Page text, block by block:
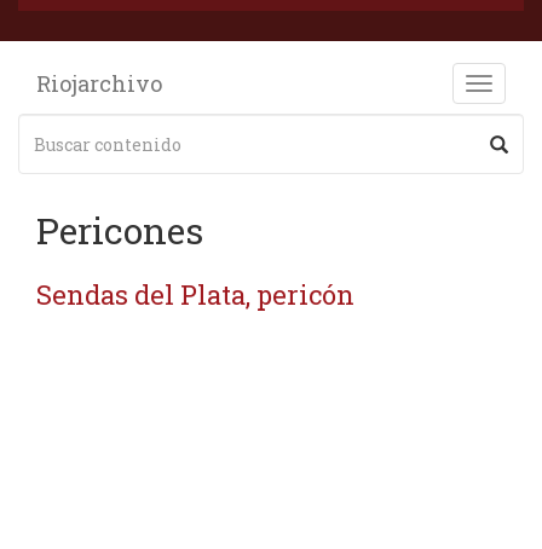
Toggle
Riojarchivo
Pericones
Sendas del Plata, pericón